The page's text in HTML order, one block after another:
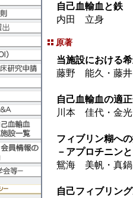
自己血輸血と鉄
内田 立身
原著
当施設における
藤野 能久・藤
自己血輸血の適
川本 佳代・
フィブリン糊へ
－アプロチニン
鴛海 美帆・真
自己フィブリン